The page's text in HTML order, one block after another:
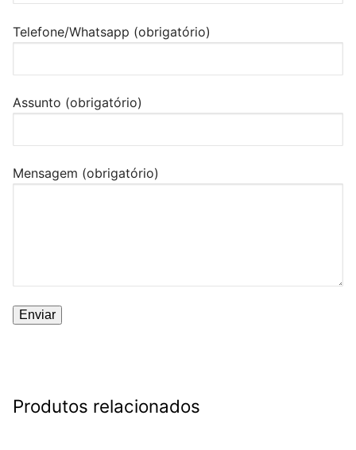
Telefone/Whatsapp (obrigatório)
Assunto (obrigatório)
Mensagem (obrigatório)
Produtos relacionados